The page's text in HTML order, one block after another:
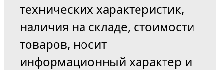
технических характеристик,
наличия на складе, стоимости
товаров, носит
информационный характер и